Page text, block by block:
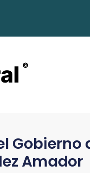
©
Gobierno
Amador